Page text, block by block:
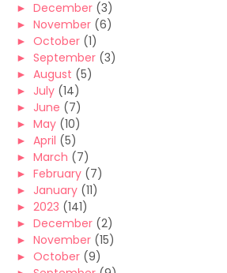
► December (3)
► November (6)
► October (1)
► September (3)
► August (5)
► July (14)
► June (7)
► May (10)
► April (5)
► March (7)
► February (7)
► January (11)
► 2023 (141)
► December (2)
► November (15)
► October (9)